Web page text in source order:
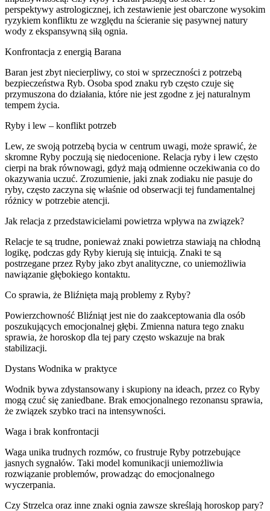
perspektywy astrologicznej, ich zestawienie jest obarczone wysokim
ryzykiem konfliktu ze względu na ścieranie się pasywnej natury
wody z ekspansywną siłą ognia.
Konfrontacja z energią Barana
Baran jest zbyt niecierpliwy, co stoi w sprzeczności z potrzebą
bezpieczeństwa Ryb. Osoba spod znaku ryb często czuje się
przymuszona do działania, które nie jest zgodne z jej naturalnym
tempem życia.
Ryby i lew – konflikt potrzeb
Lew, ze swoją potrzebą bycia w centrum uwagi, może sprawić, że
skromne Ryby poczują się niedocenione. Relacja ryby i lew często
cierpi na brak równowagi, gdyż mają odmienne oczekiwania co do
okazywania uczuć. Zrozumienie, jaki znak zodiaku nie pasuje do
ryby, często zaczyna się właśnie od obserwacji tej fundamentalnej
różnicy w potrzebie atencji.
Jak relacja z przedstawicielami powietrza wpływa na związek?
Relacje te są trudne, ponieważ znaki powietrza stawiają na chłodną
logikę, podczas gdy Ryby kierują się intuicją. Znaki te są
postrzegane przez Ryby jako zbyt analityczne, co uniemożliwia
nawiązanie głębokiego kontaktu.
Co sprawia, że Bliźnięta mają problemy z Ryby?
Powierzchowność Bliźniąt jest nie do zaakceptowania dla osób
poszukujących emocjonalnej głębi. Zmienna natura tego znaku
sprawia, że horoskop dla tej pary często wskazuje na brak
stabilizacji.
Dystans Wodnika w praktyce
Wodnik bywa zdystansowany i skupiony na ideach, przez co Ryby
mogą czuć się zaniedbane. Brak emocjonalnego rezonansu sprawia,
że związek szybko traci na intensywności.
Waga i brak konfrontacji
Waga unika trudnych rozmów, co frustruje Ryby potrzebujące
jasnych sygnałów. Taki model komunikacji uniemożliwia
rozwiązanie problemów, prowadząc do emocjonalnego
wyczerpania.
Czy Strzelca oraz inne znaki ognia zawsze skreślają horoskop pary?